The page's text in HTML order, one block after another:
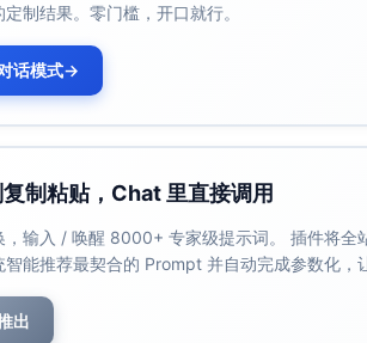
制结果。零门槛，开口就行。
话模式→
制粘贴，Chat 里直接调用
，输入 / 唤醒 8000+ 专家级提示词。 插件将
智能推荐最契合的 Prompt 并自动完成参数化，
出